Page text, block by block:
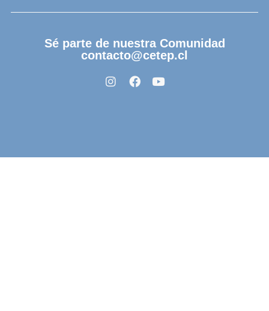
Sé parte de nuestra Comunidad
contacto@cetep.cl